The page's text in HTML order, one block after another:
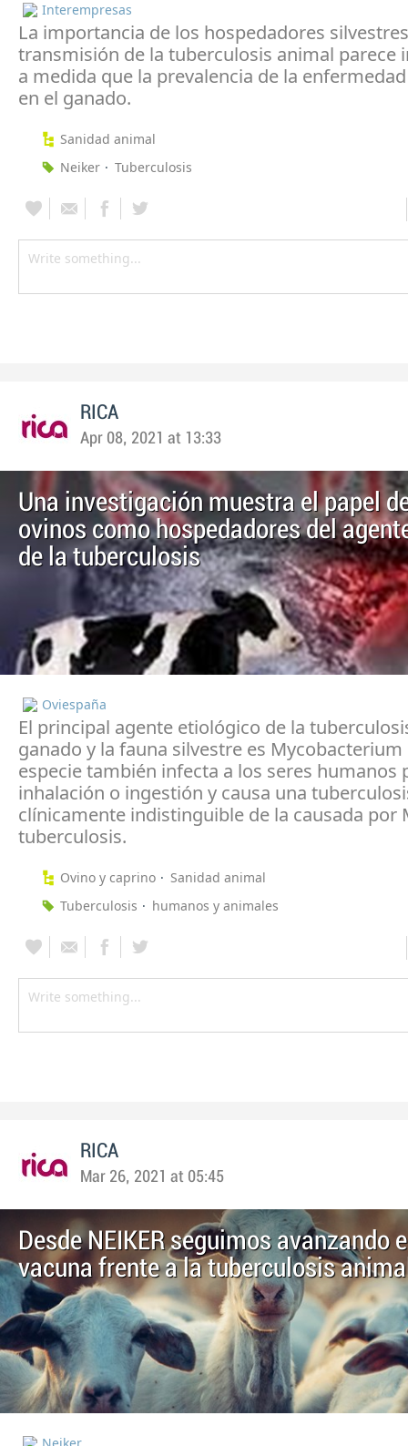
Interempresas
La importancia de los hospedadores
transmisión de la tuberculosis animal parece
a medida que la prevalencia de la
en el ganado.
Sanidad animal
Neiker
Tuberculosis
RICA
Apr 08, 2021 at 13:33
Una investigación muestra el papel
ovinos como hospedadores del
de la tuberculosis
Oviespaña
El principal agente etiológico de la
ganado y la fauna silvestre es Mycobacterium
especie también infecta a los seres humanos
inhalación o ingestión y causa una
clínicamente indistinguible de la causada por
tuberculosis.
Ovino y caprino
Sanidad animal
Tuberculosis
humanos y animales
RICA
Mar 26, 2021 at 05:45
Desde NEIKER seguimos avanzando
vacuna frente a la tuberculosis